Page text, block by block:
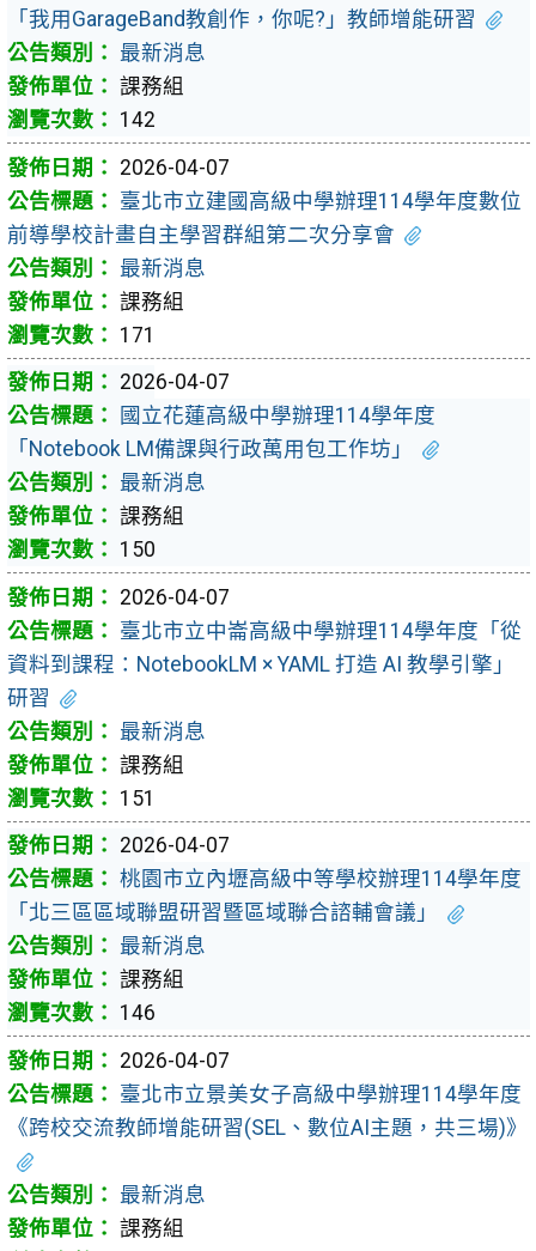
「我用GarageBand教創作，你呢?」教師增能研習
最新消息
課務組
142
2026-04-07
臺北市立建國高級中學辦理114學年度數位
前導學校計畫自主學習群組第二次分享會
最新消息
課務組
171
2026-04-07
國立花蓮高級中學辦理114學年度
「Notebook LM備課與行政萬用包工作坊」
最新消息
課務組
150
2026-04-07
臺北市立中崙高級中學辦理114學年度「從
資料到課程：NotebookLM × YAML 打造 AI 教學引擎」
研習
最新消息
課務組
151
2026-04-07
桃園市立內壢高級中等學校辦理114學年度
「北三區區域聯盟研習暨區域聯合諮輔會議」
最新消息
課務組
146
2026-04-07
臺北市立景美女子高級中學辦理114學年度
《跨校交流教師增能研習(SEL、數位AI主題，共三場)》
最新消息
課務組